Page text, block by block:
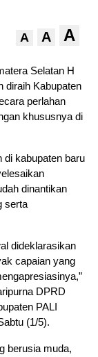
A A A
Selatan H
diraih Kabupaten
perlahan
khususnya di
di kabupaten baru
dinantikan
serta
dideklarasikan
capaian yang
DPRD
PALI
(1/5).
berusia muda,